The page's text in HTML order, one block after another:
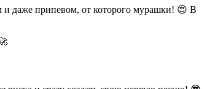
и даже припевом, от которого мурашки! 😍 В